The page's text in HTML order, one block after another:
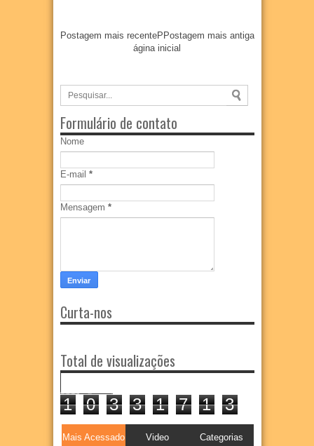
Postagem mais recente Postagem mais antiga
P
ágina inicial
Formulário de contato
Nome
E-mail *
Mensagem *
Curta-nos
Total de visualizações
1 0 3 3 1 7 1 3
Mais Acessado Video Categorias